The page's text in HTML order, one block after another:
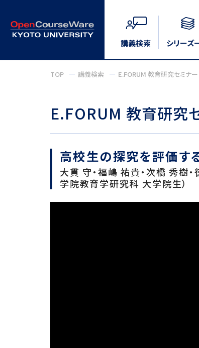
講義検索 シリーズ
TOP 講義検索 E.FORUM 教育研究セミナ
E.FORUM 教育研究
高校生の探究を評価す
大貫 守・福嶋 祐貴・次橋 秀樹
学院教育学研究科 大学院生）